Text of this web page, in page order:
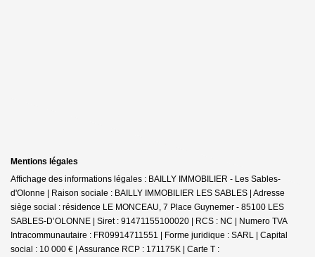
Mentions légales
Affichage des informations légales : BAILLY IMMOBILIER - Les Sables-
d'Olonne | Raison sociale : BAILLY IMMOBILIER LES SABLES | Adresse
siège social : résidence LE MONCEAU, 7 Place Guynemer - 85100 LES
SABLES-D’OLONNE | Siret : 91471155100020 | RCS : NC | Numero TVA
Intracommunautaire : FR09914711551 | Forme juridique : SARL | Capital
social : 10 000 € | Assurance RCP : 171175K | Carte T :